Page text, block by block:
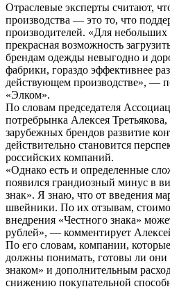
Отраслевые эксперты считают,
производства — это то, что
производителей. «Для
прекрасная возможность
брендам одежды невыгодно и
фабрики, гораздо эффективнее
действующем производстве», —
«Элком».
По словам председателя
потребрынка Алексея
зарубежных брендов развитие
действительно становится
российских компаний.
«Однако есть и определенные
появился грандиозный минус в
знак». Я знаю, что от введения
швейники. По их отзывам,
внедрения «Честного знака»
рублей», — комментирует
По его словам, компании,
должны понимать, готовы ли
знаком» и дополнительным
снижению покупательной